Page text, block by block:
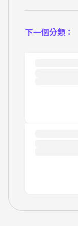
下一個分類：